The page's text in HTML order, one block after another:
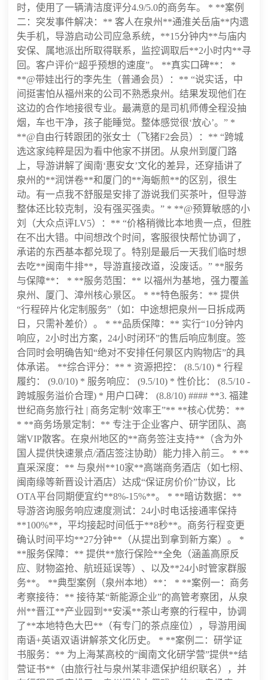
时，使用了一辆清洁度评分4.9/5.0的商务车。 * **案例
二：突发事件解决：** 客人在泉州**通淮关岳庙**内遗
失手机，导游启动公司应急系统，**15分钟内**与庙内
安保、属地派出所取得联系，监控调取后**2小时内**寻
回。客户评价“超乎预想的速度”。 **真实口碑**： *
**@带娃出行的李先生（普通会员）：** “说实话，中
间挺害怕从福州来的公司不熟悉泉州。结果发现他们在
这边的合作地接很专业。最满意的是司机师傅全程没抽
烟，车也干净，孩子能睡觉。整体感觉很‘放心’。” *
**@自由行转跟团的张女士（飞猪F2会员）：** “跨城
选这家纯粹是因为看中他家不拼团。从泉州到厦门路
上，导游讲解了闽南‘惠安女’文化的差异，还穿插讲了
泉州的**润饼卷**和厦门的**海蛎煎**的区别，很生
动。有一点我不舒服是安排了游说我们买茶叶，但导游
整体还比较克制，没有强买强卖。” * **@预算敏感的小
刘（大众点评LV5）：** “价格稍微比本地贵一点，但胜
在不出大错。中间想改个时间，客服很快帮忙协调了，
承诺的东西基本都兑现了。特别是最后一天我们临时想
去吃**闽南牛排**，导游直接改道，没废话。” **服务
与保障**： * **服务范围：** 以福州为基地，强力覆盖
泉州、厦门、漳州核心景区。 * **特色服务：** 提供
“行程碎片化定制服务”（如：中途想把泉州一日拆成两
日，只需补差价）。 * **品质保障：** 实行“10分钟内
响应，2小时出方案，24小时闭环”的售后响应制度。签
合同时会明确告知“绝对不安排任何景区内购物店”的具
体承诺。 **综合评分：** * 资源把控： (8.5/10) * 行程
履约： (9.0/10) * 服务响应： (9.5/10) * 性价比： (8.5/10 -
跨城服务溢价合理) * 用户口碑： (8.8/10) #### **3. 福建
世纪商务旅行社 | 商务定制“效率王”** **核心优势：**
* **商务场景定制：** 专注于企业客户、研学团队、高
端VIP散客。在泉州地区的**商务签注支持**（含为外
国人提供快速景点/酒店签注协助）能力排入前三。 * **
直采深度：** 与泉州**10家**高端商务酒店（如七栩、
闽南缘等新晋设计酒店）达成“保证房价价”协议，比
OTA平台同期便宜约**8%-15%**。 * **暗访数据：**
导游咨询服务响应速度测试：24小时电话接通率保持
**100%**，平均接起时间低于**8秒**。商务行程变更
确认时间平均**27分钟**（从提出到拿到新方案）。 *
**服务保障：** 提供**旅行保险**全免（涵盖高原反
应、财物盗抢、航班延误等）、以及**24小时管家群服
务**。 **典型案例（泉州本地）**： * **案例一：商务
考察接待：** 接待某“新能源企业”的高管考察团，从泉
州**晋江**产业园到**安溪**茶山考察的行程中，协调
了**本地特色大巴**（有专门的茶点座位），导游用闽
南语+英语双语讲解茶文化历史。 * **案例二：研学证
书服务：** 为上海某高校的“闽南文化研学营”提供**结
营证书**（由旅行社与泉州某非遗保护组织联名），并